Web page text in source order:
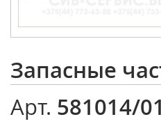
Запасные
Арт. 581014/